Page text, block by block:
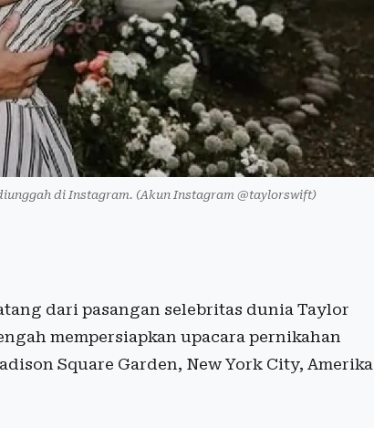
di Instagram. (Akun Instagram @taylorswift)
dari pasangan selebritas dunia Taylor
mempersiapkan upacara pernikahan
Square Garden, New York City, Amerika